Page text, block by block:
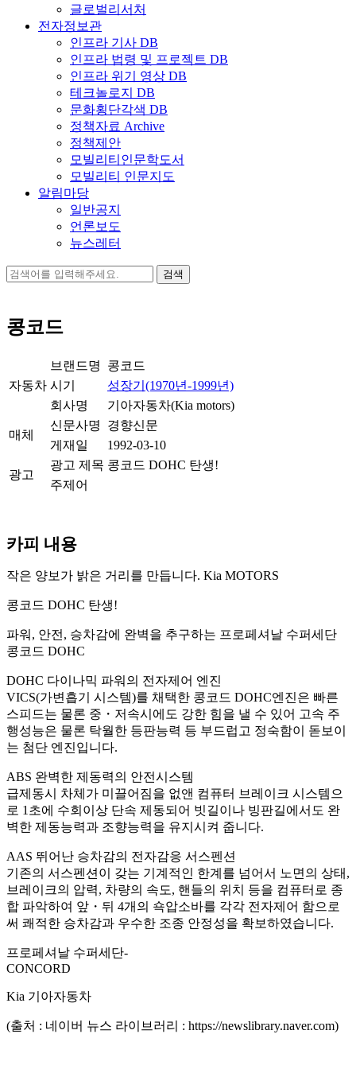
글로벌리서처
전자정보관
인프라 기사 DB
인프라 법령 및 프로젝트 DB
인프라 위기 영상 DB
테크놀로지 DB
문화횡단각색 DB
정책자료 Archive
정책제안
모빌리티인문학도서
모빌리티 인문지도
알림마당
일반공지
언론보도
뉴스레터
검
콩코드
자동차
브랜드명
콩코드
시기
성장기(1970년-1999년)
회사명
기아자동차(Kia motors)
매체
신문사명
경향신문
게재일
1992-03-10
광고
광고 제목 콩코드 DOHC 탄생!
주제어
카피 내용
작은 양보가 밝은 거리를 만듭니다. Kia MOTORS
콩코드 DOHC 탄생!
파워, 안전, 승차감에 완벽을 추구하는 프로페셔날 수퍼세단
콩코드 DOHC
DOHC 다이나믹 파워의 전자제어 엔진
VICS(가변흡기 시스템)를 채택한 콩코드 DOHC엔진은 빠른
스피드는 물론 중・저속시에도 강한 힘을 낼 수 있어 고속 주
행성능은 물론 탁월한 등판능력 등 부드럽고 정숙함이 돋보이
는 첨단 엔진입니다.
ABS 완벽한 제동력의 안전시스템
급제동시 차체가 미끌어짐을 없앤 컴퓨터 브레이크 시스템으
로 1초에 수회이상 단속 제동되어 빗길이나 빙판길에서도 완
벽한 제동능력과 조향능력을 유지시켜 줍니다.
AAS 뛰어난 승차감의 전자감응 서스펜션
기존의 서스펜션이 갖는 기계적인 한계를 넘어서 노면의 상태,
브레이크의 압력, 차량의 속도, 핸들의 위치 등을 컴퓨터로 종
합 파악하여 앞・뒤 4개의 쇽압소바를 각각 전자제어 함으로
써 쾌적한 승차감과 우수한 조종 안정성을 확보하였습니다.
프로페셔날 수퍼세단-
CONCORD
Kia 기아자동차
(출처 : 네이버 뉴스 라이브러리 : https://newslibrary.naver.com)